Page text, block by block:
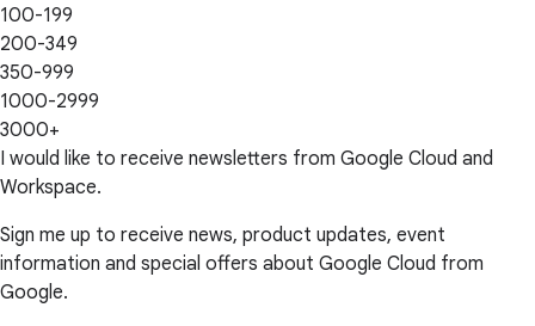
100-199
200-349
350-999
1000-2999
3000+
I would like to receive newsletters from Google Cloud and
Workspace.
Sign me up to receive news, product updates, event
information and special offers about Google Cloud from
Google.